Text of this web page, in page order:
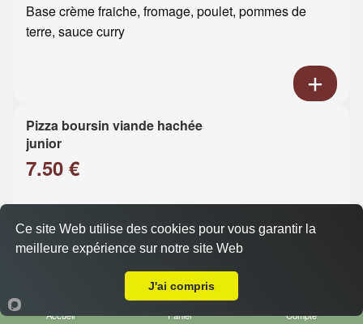
Base crème fraiche, fromage, poulet, pommes de
terre, sauce curry
Pizza boursin viande hachée
junior
7.50 €
Accueil Panier Compte
Ce site Web utilise des cookies pour vous garantir la
meilleure expérience sur notre site Web
J'ai compris